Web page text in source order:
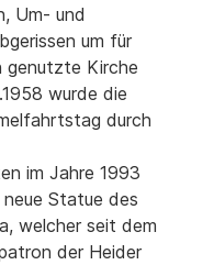
Um- und
um für
genutzte Kirche
wurde die
durch
im Jahre 1993
Statue des
welcher seit dem
der Heider